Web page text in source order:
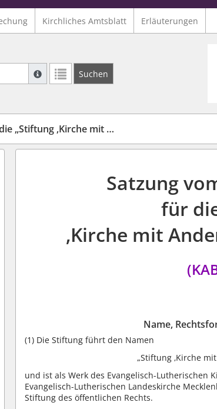
Kirchliches Amtsblatt Erläuterungen
Suche mit Platzhalter "*", Bsp. Pfarrer*,
Suchen
mit Anderen‘ in Mecklenburg"
Satzung
für
‚Kirche mit
Name,
(1) Die Stiftung führt den Namen
„Stiftung ‚Kirche
und ist als Werk des Evangelisch-Lutherischen
Evangelisch-Lutherischen Landeskirche
Stiftung des öffentlichen Rechts.